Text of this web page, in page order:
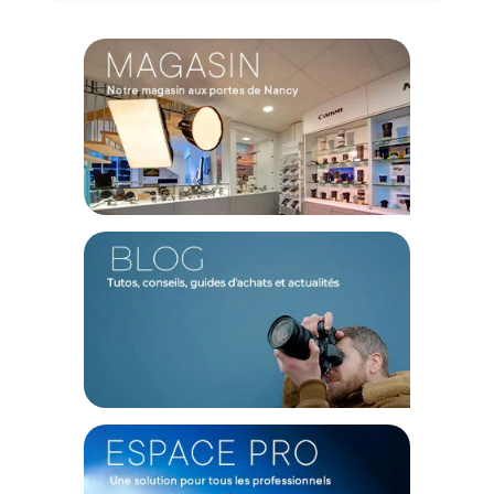
Ultra-compact
Ce mini trépied saura se faire discret pendant vos aventures.
Avec 18 cm de longueur une fois replié et ses 800g, rotule
ball incluse, ce mini trépied se glisse partout dans votre sac
photo ou vos bagages.
Caractéristiques du mini trépied Caruba Compacstar 51
en coloris noir
Compactstar 51
ROTULE
Niveau à bulle : oui
plaque de dégagement rapide : oui